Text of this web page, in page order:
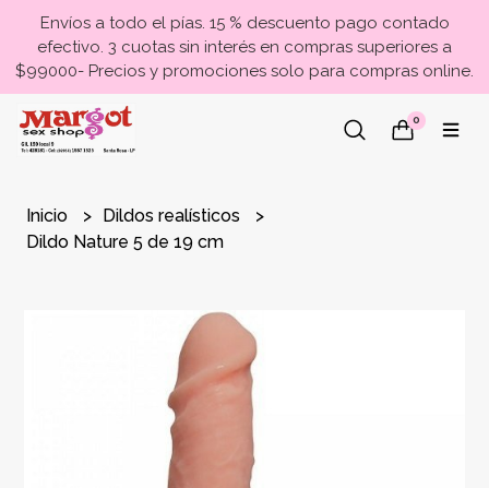
Envíos a todo el pías. 15 % descuento pago contado
efectivo. 3 cuotas sin interés en compras superiores a
$99000- Precios y promociones solo para compras online.
0
Inicio
Dildos realísticos
Dildo Nature 5 de 19 cm